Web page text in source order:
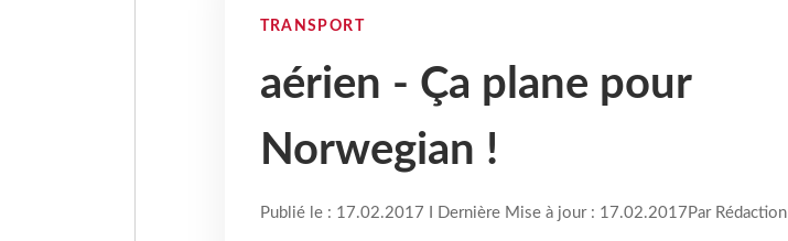
TRANSPORT
aérien - Ça plane pour
Norwegian !
Publié le : 17.02.2017 I Dernière Mise à jour : 17.02.2017 Par Rédaction